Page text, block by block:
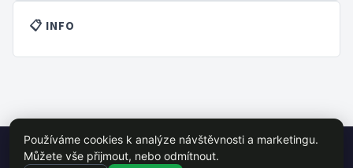
📋 INFO
© 2026 VŠE Wiki - studentský projekt, není oficálně spojen s VŠE
Používáme cookies k analýze návštěvnosti a marketingu.
Můžete vše přijmout, nebo odmítnout.